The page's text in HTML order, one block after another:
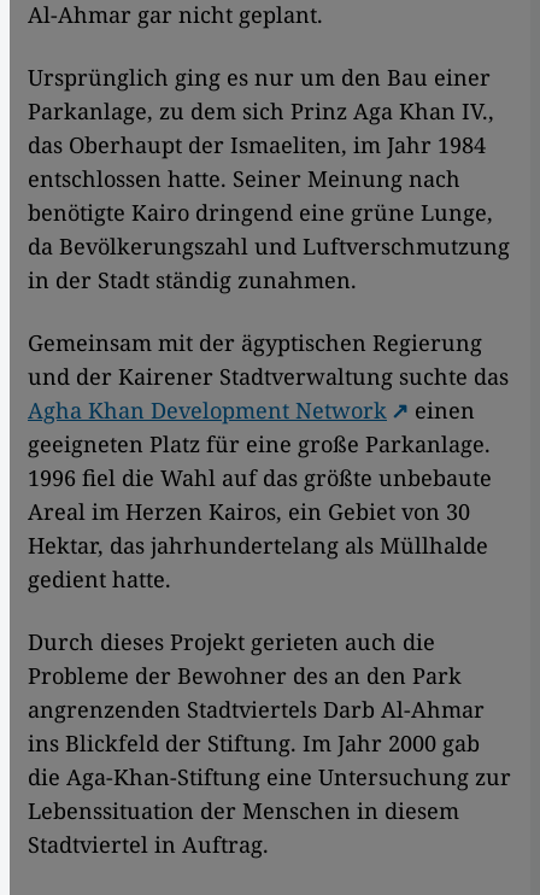
Al-Ahmar gar nicht geplant.
Ursprünglich ging es nur um den Bau einer
Parkanlage, zu dem sich Prinz Aga Khan IV.,
das Oberhaupt der Ismaeliten, im Jahr 1984
entschlossen hatte. Seiner Meinung nach
benötigte Kairo dringend eine grüne Lunge,
da Bevölkerungszahl und Luftverschmutzung
in der Stadt ständig zunahmen.
Gemeinsam mit der ägyptischen Regierung
und der Kairener Stadtverwaltung suchte das
Agha Khan Development Network
einen
geeigneten Platz für eine große Parkanlage.
1996 fiel die Wahl auf das größte unbebaute
Areal im Herzen Kairos, ein Gebiet von 30
Hektar, das jahrhundertelang als Müllhalde
gedient hatte.
Durch dieses Projekt gerieten auch die
Probleme der Bewohner des an den Park
angrenzenden Stadtviertels Darb Al-Ahmar
ins Blickfeld der Stiftung. Im Jahr 2000 gab
die Aga-Khan-Stiftung eine Untersuchung zur
Lebenssituation der Menschen in diesem
Stadtviertel in Auftrag.